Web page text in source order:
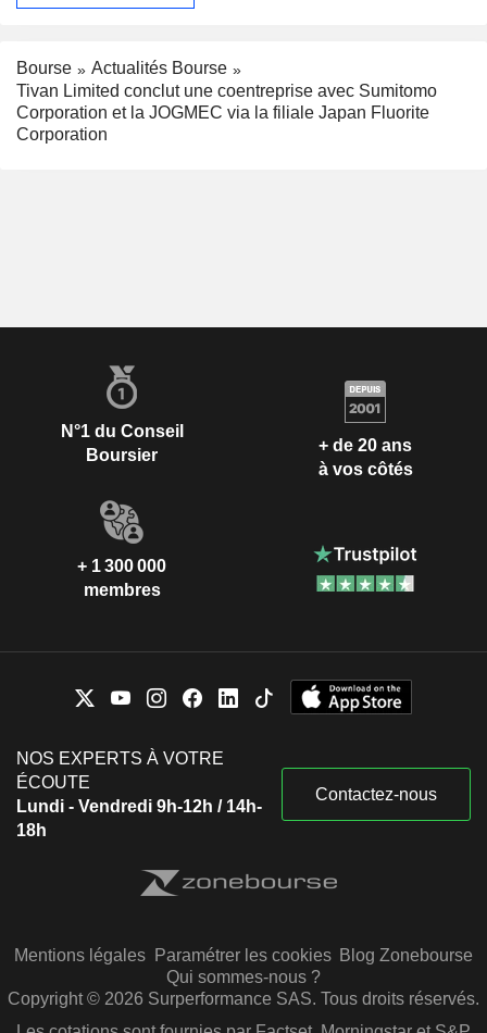
Bourse
Actualités Bourse
Tivan Limited conclut une coentreprise avec Sumitomo
Corporation et la JOGMEC via la filiale Japan Fluorite
Corporation
N°1 du Conseil
Boursier
+ de 20 ans
à vos côtés
+ 1 300 000
membres
NOS EXPERTS À VOTRE
ÉCOUTE
Lundi - Vendredi 9h-12h / 14h-
18h
Contactez-nous
Mentions légales Paramétrer les cookies Blog Zonebourse
Qui sommes-nous ?
Copyright © 2026 Surperformance SAS. Tous droits réservés.